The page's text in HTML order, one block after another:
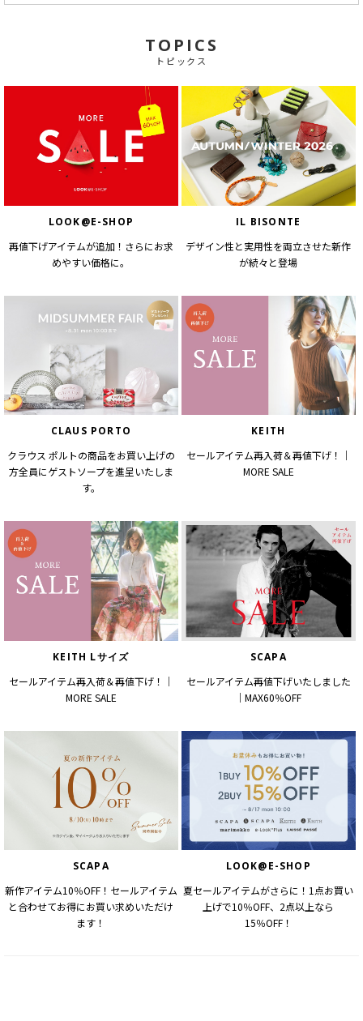
TOPICS
トピックス
LOOK@E-SHOP
再値下げアイテムが追加！さらにお求
めやすい価格に。
IL BISONTE
デザイン性と実用性を両立させた新作
が続々と登場
CLAUS PORTO
クラウス ポルトの商品をお買い上げの
方全員にゲストソープを進呈いたしま
す。
KEITH
セールアイテム再入荷＆再値下げ！｜
MORE SALE
KEITH Lサイズ
セールアイテム再入荷＆再値下げ！｜
MORE SALE
SCAPA
セールアイテム再値下げいたしました
｜MAX60％OFF
SCAPA
新作アイテム10％OFF！セールアイテム
と合わせてお得にお買い求めいただけ
ます！
LOOK@E-SHOP
夏セールアイテムがさらに！1点お買い
上げで10％OFF、2点以上なら
15％OFF！